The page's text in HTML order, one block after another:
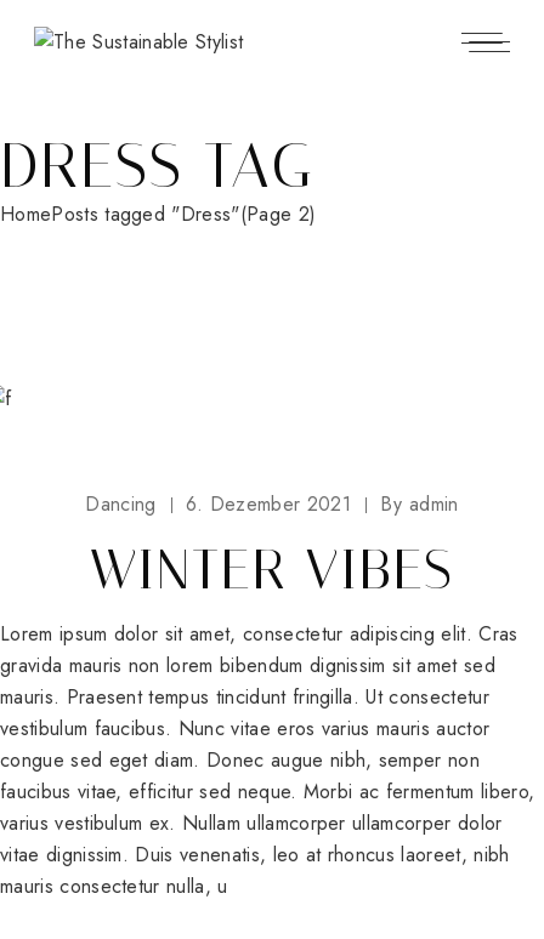
DRESS TAG
HomePosts tagged "Dress"(Page 2)
Dancing 6. Dezember 2021 By admin
WINTER VIBES
Lorem ipsum dolor sit amet, consectetur adipiscing elit. Cras
gravida mauris non lorem bibendum dignissim sit amet sed
mauris. Praesent tempus tincidunt fringilla. Ut consectetur
vestibulum faucibus. Nunc vitae eros varius mauris auctor
congue sed eget diam. Donec augue nibh, semper non
faucibus vitae, efficitur sed neque. Morbi ac fermentum libero,
varius vestibulum ex. Nullam ullamcorper ullamcorper dolor
vitae dignissim. Duis venenatis, leo at rhoncus laoreet, nibh
mauris consectetur nulla, u